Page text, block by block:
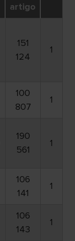
artigo
151
124
1
100
807
1
190
561
1
106
141
1
106
143
1